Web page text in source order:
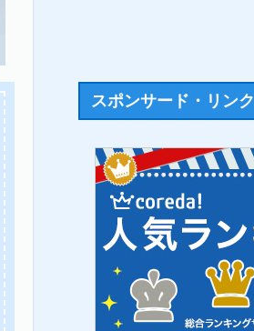
スポンサード・リンク